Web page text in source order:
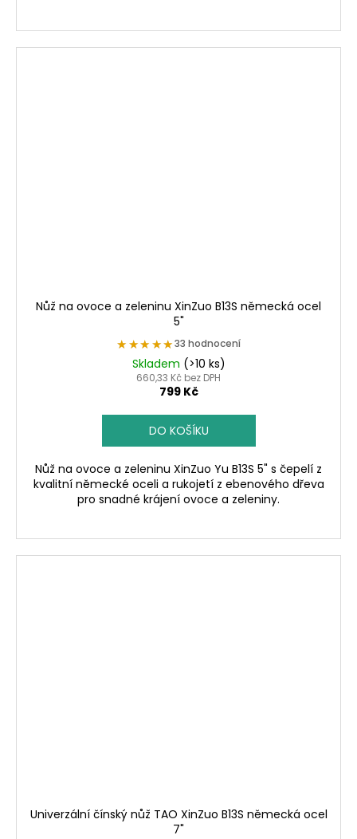
Nůž na ovoce a zeleninu XinZuo B13S německá ocel
5"
★★★★★
★★★★★33 hodnocení
Skladem (>10 ks)
660,33 Kč bez DPH
799 Kč
DO KOŠÍKU
Nůž na ovoce a zeleninu XinZuo Yu B13S 5" s čepelí z
kvalitní německé oceli a rukojetí z ebenového dřeva
pro snadné krájení ovoce a zeleniny.
Univerzální čínský nůž TAO XinZuo B13S německá ocel
7"